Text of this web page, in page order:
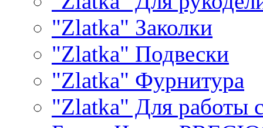
"Zlatka" Заколки
"Zlatka" Подвески
"Zlatka" Фурнитура
"Zlatka" Для работы